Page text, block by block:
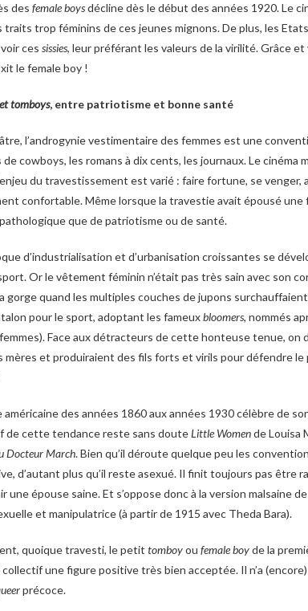
des female boysdécline dès le début des années 1920. Le
traits trop féminins de ces jeunes mignons. De plus, les
ces sissies, leur préférant les valeurs de la virilité. Grâce
le female boy !
tomboys, entre patriotisme et bonne santé
l’androgynie vestimentaire des femmes est une
de cowboys, les romans à dix cents, les journaux. Le
du travestissement est varié : faire fortune, se
confortable. Même lorsque la travestie avait épousé
que de patriotisme ou de santé.
d’industrialisation et d’urbanisation croissantes se
Or le vêtement féminin n’était pas très sain avec son
gorge quand les multiples couches de jupons
pour le sport, adoptant les fameuxbloomers, nommés
Face aux détracteurs de cette honteuse tenue, on
mères et produiraient des fils forts et virils pour défendre le
des années 1860 aux années 1930 célèbre de
de cette tendance reste sans douteLittle Womende Louisa
Docteur March. Bien qu’il déroute quelque peu les
d’autant plus qu’il reste asexué. Il finit toujours pas être
une épouse saine. Et s’oppose donc à la version malsaine
et manipulatrice (à partir de 1915 avec Theda Bara).
quoique travesti, le petit tomboyou female boyde la
collectif une figure positive très bien acceptée. Il n’a
précoce.